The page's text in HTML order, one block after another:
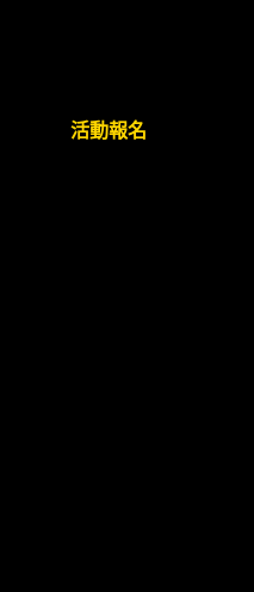
體)
查專業人才(律師)培
已發送
舉辦「使用AI如何幫
活動報名